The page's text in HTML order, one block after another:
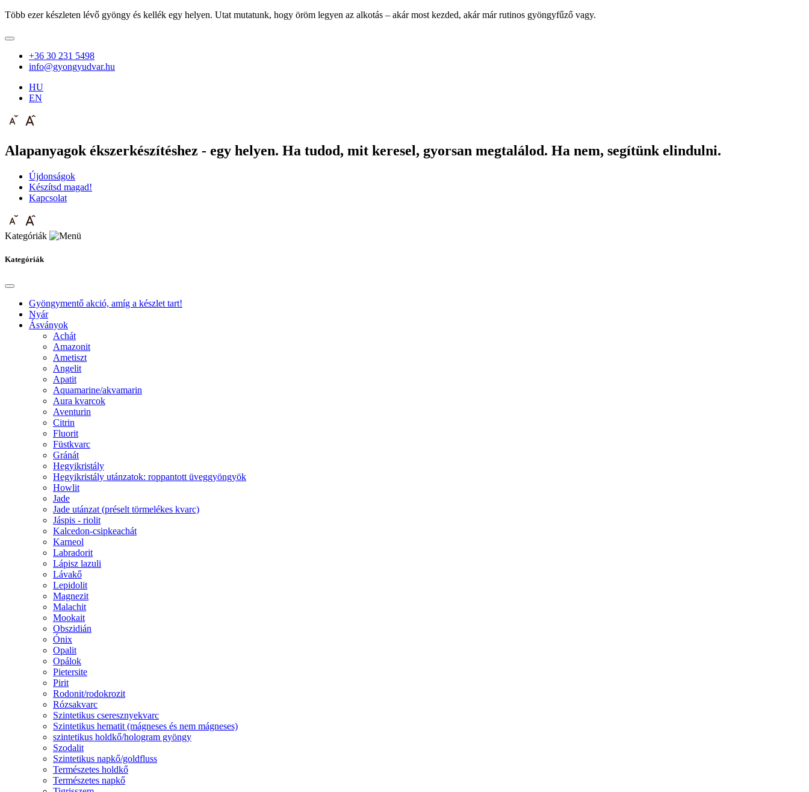
Több ezer készleten lévő gyöngy és kellék egy helyen. Utat mutatunk, hogy öröm legyen az alkotás – akár most kezded, akár már rutinos gyöngyfűző vagy.
+36 30 231 5498
info@gyongyudvar.hu
HU
EN
Alapanyagok ékszerkészítéshez - egy helyen. Ha tudod, mit keresel, gyorsan megtalálod. Ha nem, segítünk elindulni.
Újdonságok
Készítsd magad!
Kapcsolat
Kategóriák
Kategóriák
Gyöngymentő akció, amíg a készlet tart!
Nyár
Ásványok
Achát
Amazonit
Ametiszt
Angelit
Apatit
Aquamarine/akvamarin
Aura kvarcok
Aventurin
Citrin
Fluorit
Füstkvarc
Gránát
Hegyikristály
Hegyikristály utánzatok: roppantott üveggyöngyök
Howlit
Jade
Jade utánzat (préselt törmelékes kvarc)
Jáspis - riolit
Kalcedon-csipkeachát
Karneol
Labradorit
Lápisz lazuli
Lávakő
Lepidolit
Magnezit
Malachit
Mookait
Obszidián
Ónix
Opalit
Opálok
Pietersite
Pirit
Rodonit/rodokrozit
Rózsakvarc
Szintetikus cseresznyekvarc
Szintetikus hematit (mágneses és nem mágneses)
szintetikus holdkő/hologram gyöngy
Szodalit
Szintetikus napkő/goldfluss
Természetes holdkő
Természetes napkő